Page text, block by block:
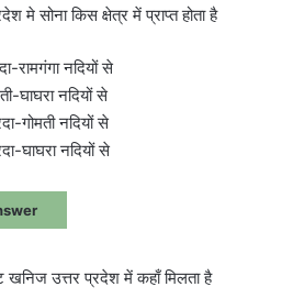
मे सोना किस क्षेत्र में प्राप्त होता है
रामगंगा नदियों से
घाघरा नदियों से
गोमती नदियों से
घाघरा नदियों से
खनिज उत्तर प्रदेश में कहाँ मिलता है